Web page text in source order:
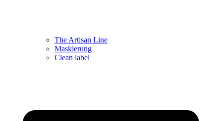
The Artisan Line
Maskierung
Clean label